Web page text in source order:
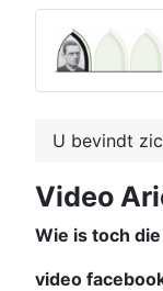
U bevindt
Video
Wie is toch
video